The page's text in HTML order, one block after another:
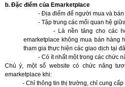
b. Đặc điểm của Emarketplace
- Địa điểm để người mua và bán
- Tập trung các mối quan hệ giữa
- Là nền tảng cho các hoạt
emarketplace không mua bán hàng
tham gia thực hiện các giao dịch tại
- Có ít nhất một trong các chức
Chú ý, một số website có chức năng
emarketplace khi:
- Chỉ thông tin thị trường, chỉ cung cấp